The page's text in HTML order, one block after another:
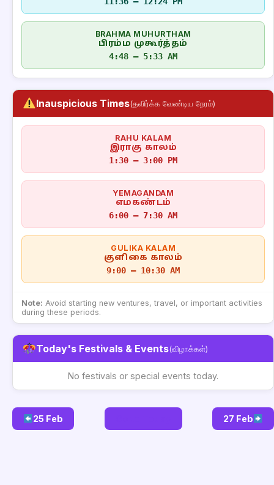
BRAHMA MUHURTHAM
பிரம்ம முகூர்த்தம்
4:48 – 5:33 AM
Inauspicious Times(தவிர்க்க வேண்டிய நேரம்)
RAHU KALAM
இராகு காலம்
1:30 – 3:00 PM
YEMAGANDAM
எமகண்டம்
6:00 – 7:30 AM
GULIKA KALAM
குளிகை காலம்
9:00 – 10:30 AM
Note: Avoid starting new ventures, travel, or important activities
during these periods.
Today's Festivals & Events(விழாக்கள்)
No festivals or special events today.
25 Feb 27 Feb